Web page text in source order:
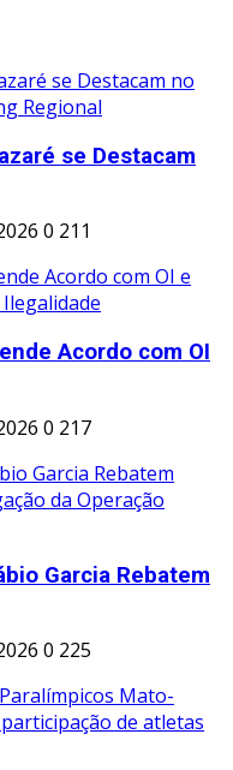
se Destacam
0 211
Acordo com OI
0 217
Garcia Rebatem
0 225